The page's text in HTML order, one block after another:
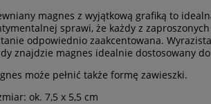
magnes z wyjątkową grafiką to
sprawi, że każdy z
odpowiednio zaakcentowana.
znajdzie magnes idealnie dostosowany
może pełnić także formę zawieszki.
ok. 7,5 x 5,5 cm